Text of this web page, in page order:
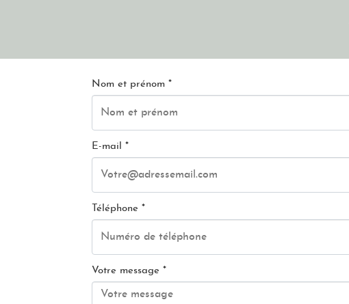
Nom et prénom *
E-mail *
Téléphone *
Votre message *